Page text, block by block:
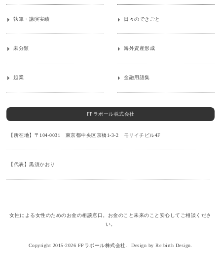
執筆・講演実績 日々のできごと
未分類 海外資産形成
起業 金融用語集
FPラポール株式会社
【所在地】〒104-0031 東京都中央区京橋1-3-2 モリイチビル4F
【代表】黒須かおり
女性による女性のためのお金の相談窓口。お金のこと未来のこと安心してご相談くださ
い。
Copyright 2015-2026 FPラポール株式会社. Design by Re:birth Design.